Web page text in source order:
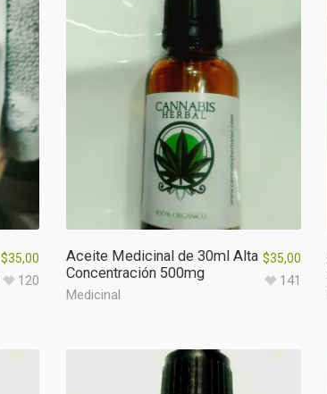
$35,00
120
Aceite Medicinal de 30ml Alta
Concentración 500mg
Medicinal
$35,00
141